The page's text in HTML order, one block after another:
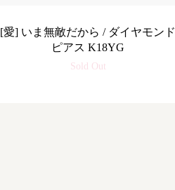
[愛] いま無敵だから / ダイヤモンド
ピアス K18YG
Sold Out